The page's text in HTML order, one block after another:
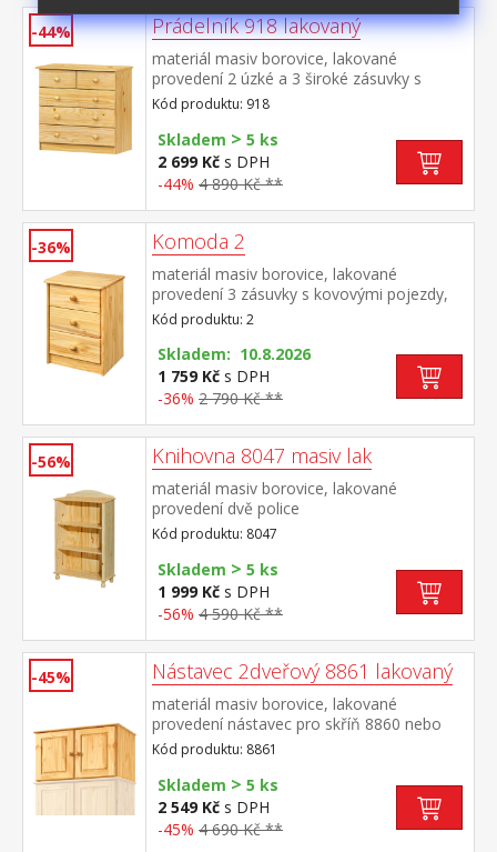
-44% Prádelník 918 lakovaný
materiál masiv borovice, lakované
provedení 2 úzké a 3 široké zásuvky s
kovovými pojezdy, hloubka zásuvky 32,5
Kód produktu: 918
Skladem > 5 ks
2 699 Kč s DPH
-44% 4 890 Kč **
-36% Komoda 2
materiál masiv borovice, lakované
provedení 3 zásuvky s kovovými pojezdy,
hloubka zásuvky 27,5 cm
Kód produktu: 2
Skladem: 10.8.2026
1 759 Kč s DPH
-36% 2 790 Kč **
-56% Knihovna 8047 masiv lak
materiál masiv borovice, lakované
provedení dvě police
Kód produktu: 8047
Skladem > 5 ks
1 999 Kč s DPH
-56% 4 590 Kč **
-45% Nástavec 2dveřový 8861 lakovaný
materiál masiv borovice, lakované
provedení nástavec pro skříň 8860 nebo
8850
Kód produktu: 8861
Skladem > 5 ks
2 549 Kč s DPH
-45% 4 690 Kč **